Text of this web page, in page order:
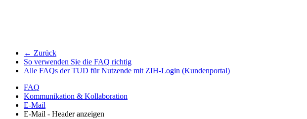
← Zurück
So verwenden Sie die FAQ richtig
Alle FAQs der TUD für Nutzende mit ZIH-Login (Kundenportal)
FAQ
Kommunikation & Kollaboration
E-Mail
E-Mail - Header anzeigen